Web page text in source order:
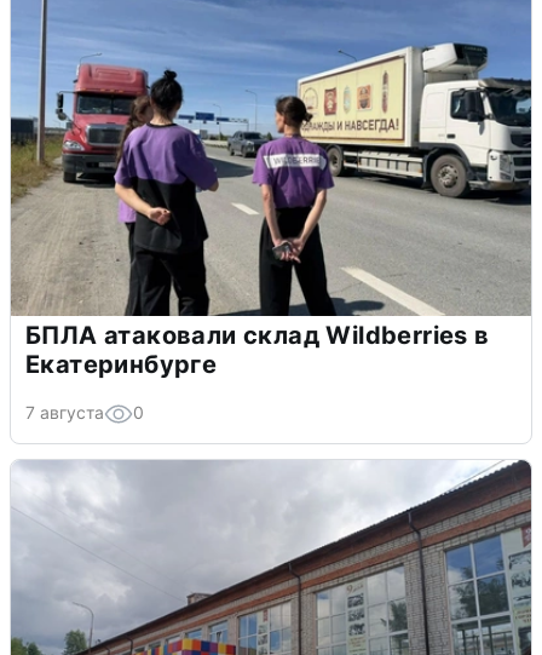
БПЛА атаковали склад Wildberries в
Екатеринбурге
7 августа 0